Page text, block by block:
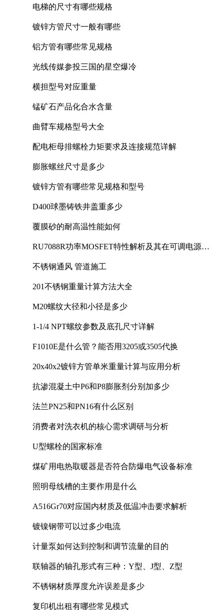
电梯的尺寸有哪些规格
镀锌方管尺寸一般有哪些
铝方管有哪些常见规格
光线传媒参投三国的星空爆冷
横担型号对应重量
锰矿石产品化合水含量
曲臂车规格型号大全
配电柜母排螺栓力矩要求及连接规范详解
膨胀螺丝尺寸是多少
镀锌方管有哪些常见规格和型号
D400球墨铸铁井盖重多少
覆膜砂的耐高温性能如何
RU7088R功率MOSFET特性解析及其在可调电源设
不锈钢通风 管道施工
201不锈钢重量计算方法大全
M20螺纹大径和小径是多少
1-1/4 NPT螺纹参数及底孔尺寸详解
F1010E是什么管？能否用3205或3505代换
20x40x2镀锌方管单米重量计算与应用分析
抗渗混凝土中P6和P8膨胀剂分别加多少
法兰PN25和PN16有什么区别
消费者对洗衣机的核心需求调研与分析
U型螺栓的国家标准
煤矿用电热取暖器是否符合防爆电气设备标准
照明母线槽的主要作用是什么
A516Gr70对应国内材质及低温冲击要求解析
镀镍钢带可以过多少电流
计量泵如何达到控制和调节流量的目的
联轴器的轴孔形式有三种：Y型、J型、Z型
不锈钢材质厚度允许误差是多少
复印机出租有哪些常见模式